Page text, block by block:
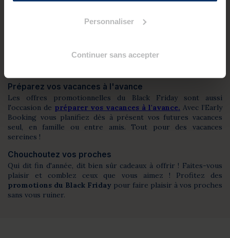
Personnaliser
Continuer sans accepter
pour préparer les fêtes de fin d'année, de nombreuses cures,
Préparez vos vacances à l'avance
Les offres promotionnelles du Black Friday sont aussi
l'occasion de préparer vos vacances à l'avance. Avec l’Early
Booking vous planifiez dès à présent vos futures vacances
seul, en famille ou entre amis. Tout pour des vacances
sereines !
Chouchoutez vos proches
Qui dit fin d'année, dit bien sûr cadeaux à offrir ! Faites-vous
plaisir et comblez ceux que vous aimez ! Profitez des
promotions du Black Friday pour faire plaisir à vos proches
sans vous ruiner.